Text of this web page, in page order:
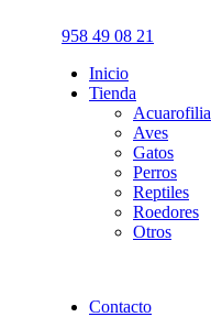
958 49 08 21
Inicio
Tienda
Acuarofilia
Aves
Gatos
Perros
Reptiles
Roedores
Otros
Contacto